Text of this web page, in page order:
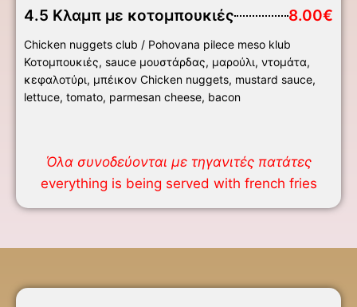
4.5 Κλαμπ με κοτομπουκιές 8.00€
Chicken nuggets club / Pohovana pilece meso klub
Κοτομπουκιές, sauce μουστάρδας, μαρούλι, ντομάτα,
κεφαλοτύρι, μπέικον Chicken nuggets, mustard sauce,
lettuce, tomato, parmesan cheese, bacon
Όλα συνοδεύονται με τηγανιτές πατάτες
everything is being served with french fries